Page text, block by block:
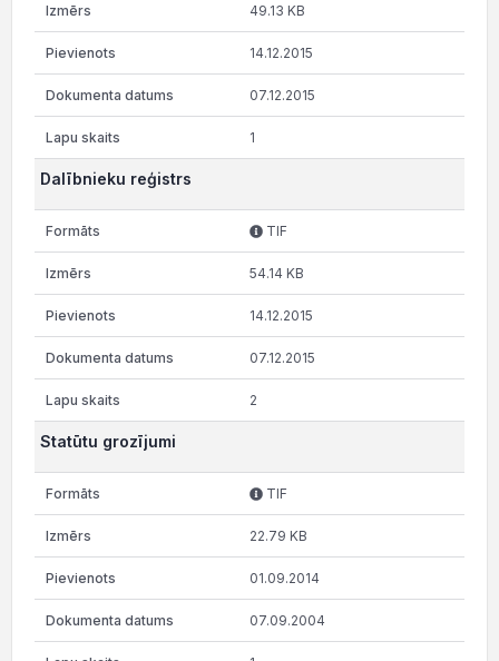
49.13 KB
14.12.2015
07.12.2015
1
Dalībnieku reģistrs
TIF
54.14 KB
14.12.2015
07.12.2015
2
Statūtu grozījumi
TIF
22.79 KB
01.09.2014
07.09.2004